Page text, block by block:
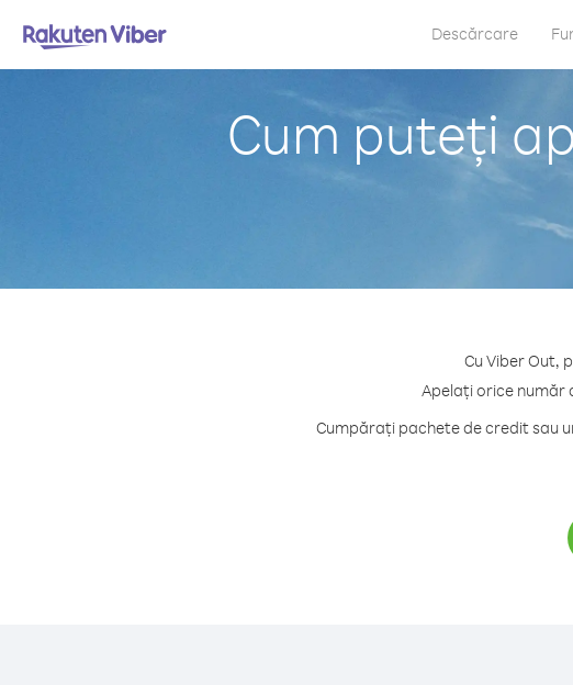
Descărcare
Cum puteți
Cu Viber Out,
Apelați orice număr
Cumpărați pachete de credit sau